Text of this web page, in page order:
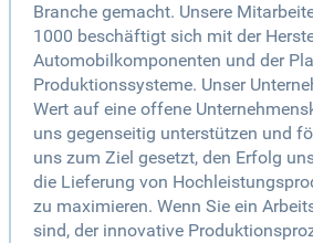
Branche gemacht. Unsere
1000 beschäftigt sich mit der
Automobilkomponenten und der
Produktionssysteme. Unser
Wert auf eine offene
uns gegenseitig unterstützen und
uns zum Ziel gesetzt, den Erfolg
die Lieferung von
zu maximieren. Wenn Sie ein
sind, der innovative